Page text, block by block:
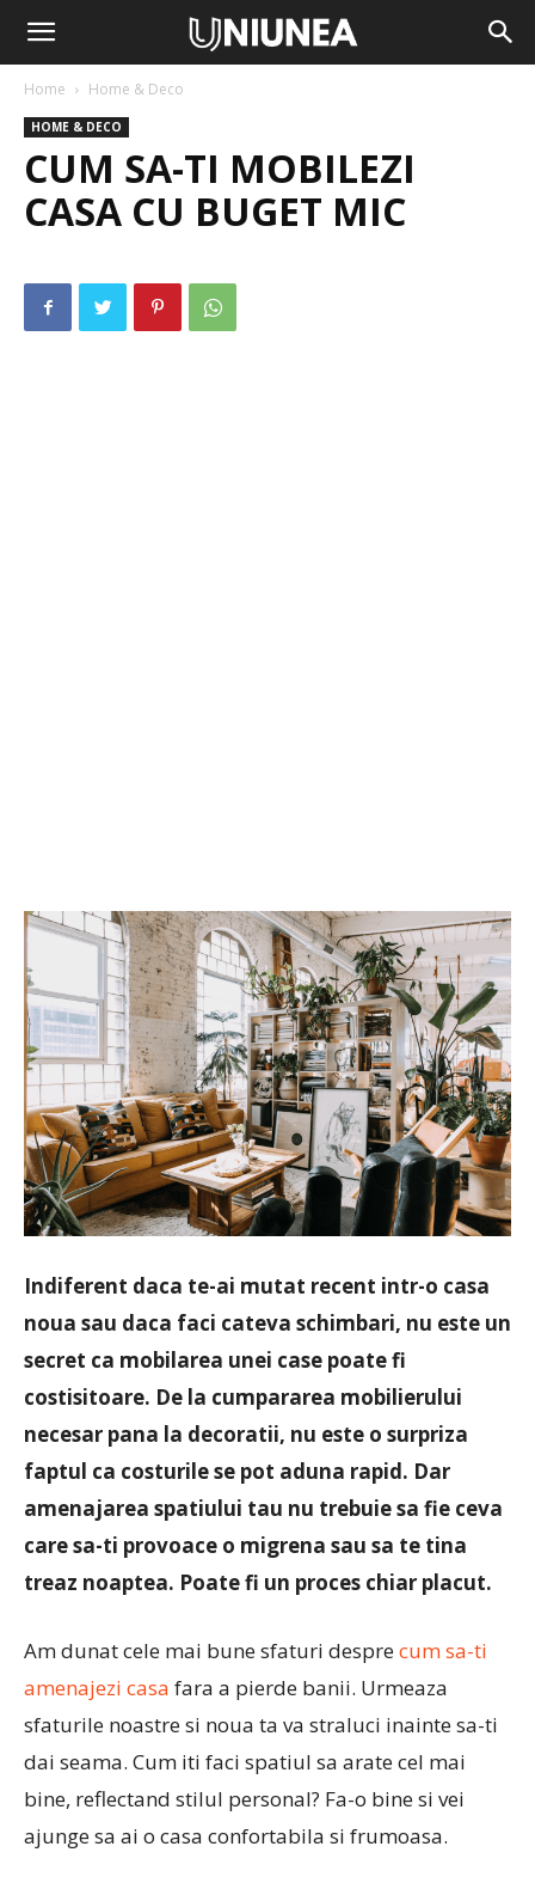
Home Home & Deco
HOME & DECO
CUM SA-TI MOBILEZI
CASA CU BUGET MIC
Indiferent daca te-ai mutat recent intr-o casa
noua sau daca faci cateva schimbari, nu este un
secret ca mobilarea unei case poate fi
costisitoare. De la cumpararea mobilierului
necesar pana la decoratii, nu este o surpriza
faptul ca costurile se pot aduna rapid. Dar
amenajarea spatiului tau nu trebuie sa fie ceva
care sa-ti provoace o migrena sau sa te tina
treaz noaptea. Poate fi un proces chiar placut.
Am dunat cele mai bune sfaturi desprecum sa-ti
amenajezi casa fara a pierde banii. Urmeaza
sfaturile noastre si noua ta va straluci inainte sa-ti
dai seama. Cum iti faci spatiul sa arate cel mai
bine, reflectand stilul personal? Fa-o bine si vei
ajunge sa ai o casa confortabila si frumoasa.